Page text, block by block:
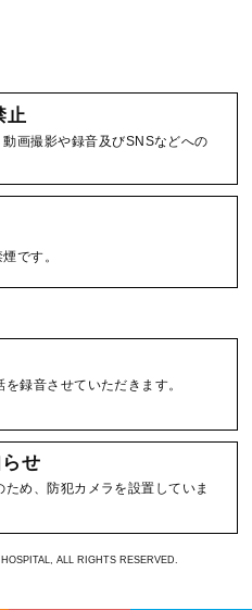
止
画撮影や録音及びSNSなどへの
です。
録音させていただきます。
せ
め、防犯カメラを設置していま
ALL RIGHTS RESERVED.